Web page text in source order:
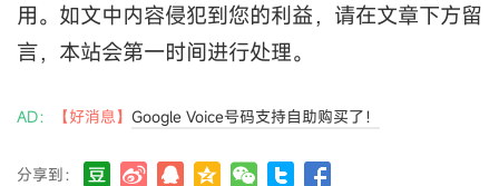
用。如文中内容侵犯到您的利益，请在文章下方留
言，本站会第一时间进行处理。
AD： 【好消息】 Google Voice号码支持自助购买了！
分享到：